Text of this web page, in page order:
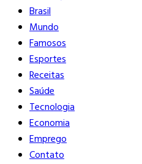
Brasil
Mundo
Famosos
Esportes
Receitas
Saúde
Tecnologia
Economia
Emprego
Contato